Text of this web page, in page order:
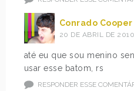
Conrado Cooper
20 DE ABRIL DE
até eu que sou menino
usar esse batom, rs
RESPONDER ESSE